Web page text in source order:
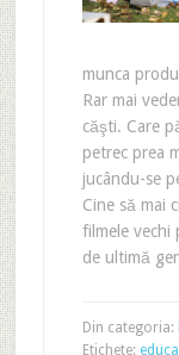
munca
Rar mai
căşti. Care
petrec prea
jucându-se
Cine să mai
filmele vechi
de ultimă
Din categoria:
Etichete: